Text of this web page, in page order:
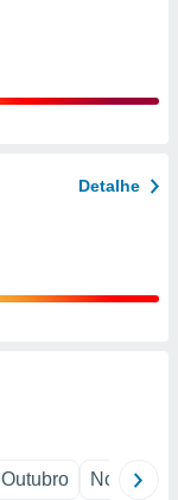
Detalhe
Outubro Novembro